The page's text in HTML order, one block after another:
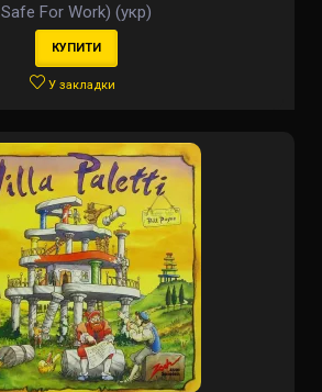
Safe For Work) (укр)
КУПИТИ
У закладки